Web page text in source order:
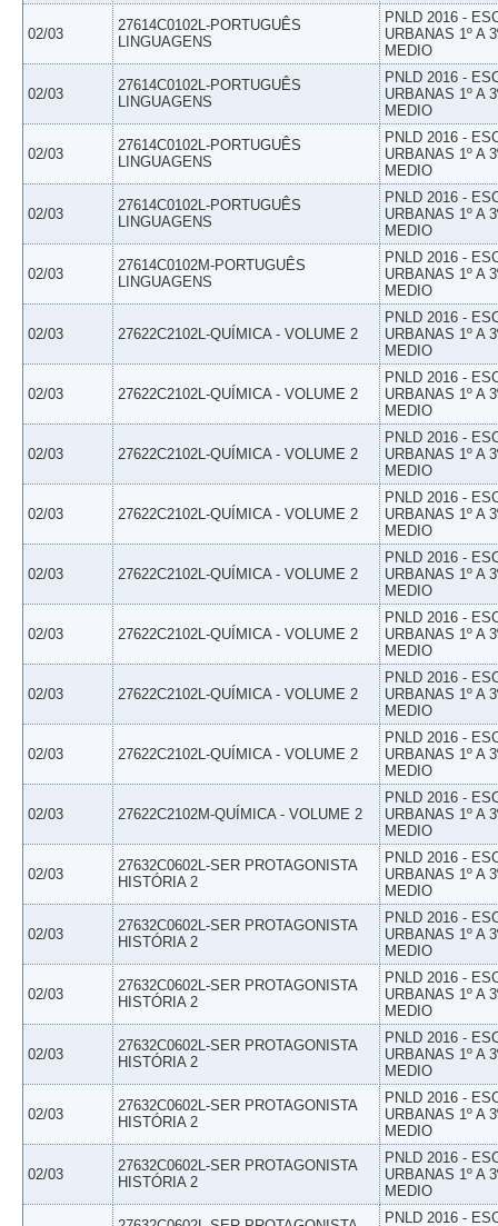
02/03
27614C0102L-PORTUGUÊS
LINGUAGENS
PNLD 2016 -
URBANAS 1º A
MEDIO
02/03
27614C0102L-PORTUGUÊS
LINGUAGENS
PNLD 2016 -
URBANAS 1º A
MEDIO
02/03
27614C0102L-PORTUGUÊS
LINGUAGENS
PNLD 2016 -
URBANAS 1º A
MEDIO
02/03
27614C0102L-PORTUGUÊS
LINGUAGENS
PNLD 2016 -
URBANAS 1º A
MEDIO
02/03
27614C0102M-PORTUGUÊS
LINGUAGENS
PNLD 2016 -
URBANAS 1º A
MEDIO
02/03 27622C2102L-QUÍMICA - VOLUME 2
PNLD 2016 -
URBANAS 1º A
MEDIO
02/03 27622C2102L-QUÍMICA - VOLUME 2
PNLD 2016 -
URBANAS 1º A
MEDIO
02/03 27622C2102L-QUÍMICA - VOLUME 2
PNLD 2016 -
URBANAS 1º A
MEDIO
02/03 27622C2102L-QUÍMICA - VOLUME 2
PNLD 2016 -
URBANAS 1º A
MEDIO
02/03 27622C2102L-QUÍMICA - VOLUME 2
PNLD 2016 -
URBANAS 1º A
MEDIO
02/03 27622C2102L-QUÍMICA - VOLUME 2
PNLD 2016 -
URBANAS 1º A
MEDIO
02/03 27622C2102L-QUÍMICA - VOLUME 2
PNLD 2016 -
URBANAS 1º A
MEDIO
02/03 27622C2102L-QUÍMICA - VOLUME 2
PNLD 2016 -
URBANAS 1º A
MEDIO
02/03 27622C2102M-QUÍMICA - VOLUME 2
PNLD 2016 -
URBANAS 1º A
MEDIO
02/03
27632C0602L-SER PROTAGONISTA
HISTÓRIA 2
PNLD 2016 -
URBANAS 1º A
MEDIO
02/03
27632C0602L-SER PROTAGONISTA
HISTÓRIA 2
PNLD 2016 -
URBANAS 1º A
MEDIO
02/03
27632C0602L-SER PROTAGONISTA
HISTÓRIA 2
PNLD 2016 -
URBANAS 1º A
MEDIO
02/03
27632C0602L-SER PROTAGONISTA
HISTÓRIA 2
PNLD 2016 -
URBANAS 1º A
MEDIO
02/03
27632C0602L-SER PROTAGONISTA
HISTÓRIA 2
PNLD 2016 -
URBANAS 1º A
MEDIO
02/03
27632C0602L-SER PROTAGONISTA
HISTÓRIA 2
PNLD 2016 -
URBANAS 1º A
MEDIO
PNLD 2016 -